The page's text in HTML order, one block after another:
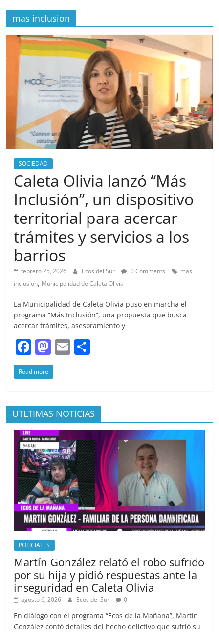
mas inclusion
SOCIEDAD
Caleta Olivia lanzó “Más
Inclusión”, un dispositivo
territorial para acercar
trámites y servicios a los
barrios
febrero 25, 2026 Ecos del Sur 0 Comments
mas
inclusion, Municipalidad de Caleta Olivia
La Municipalidad de Caleta Olivia puso en marcha el
programa “Más Inclusión”, una propuesta que busca
acercar trámites, asesoramiento y
F
a
c
b
o
o
k
M
a
st
d
o
n
E
Read more
UTLTIMAS NOTICIAS
POLICIALES
Martín González relató el robo sufrido
por su hija y pidió respuestas ante la
inseguridad en Caleta Olivia
agosto 6, 2026 Ecos del Sur 0
En diálogo con el programa “Ecos de la Mañana”, Martín
González contó detalles del hecho delictivo que sufrió su